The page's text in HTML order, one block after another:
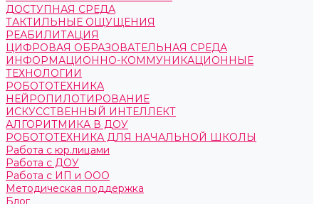
ДОСТУПНАЯ СРЕДА
ТАКТИЛЬНЫЕ ОЩУЩЕНИЯ
РЕАБИЛИТАЦИЯ
ЦИФРОВАЯ ОБРАЗОВАТЕЛЬНАЯ СРЕДА
ИНФОРМАЦИОННО-КОММУНИКАЦИОННЫЕ
ТЕХНОЛОГИИ
РОБОТОТЕХНИКА
НЕЙРОПИЛОТИРОВАНИЕ
ИСКУССТВЕННЫЙ ИНТЕЛЛЕКТ
АЛГОРИТМИКА В ДОУ
РОБОТОТЕХНИКА ДЛЯ НАЧАЛЬНОЙ ШКОЛЫ
Работа с юр.лицами
Работа с ДОУ
Работа с ИП и ООО
Методическая поддержка
Блог